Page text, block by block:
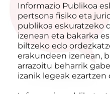
Informazio Publikoa
pertsona fisiko eta
publikoa eskuratzeko
izenean eta bakarka
biltzeko edo
erakundeen izenean,
arrazoitu beharrik
izanik legeak ezartzen